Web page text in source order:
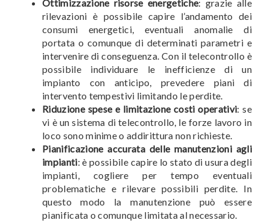
Ottimizzazione risorse energetiche: grazie alle
rilevazioni è possibile capire l’andamento dei
consumi energetici, eventuali anomalie di
portata o comunque di determinati parametri e
intervenire di conseguenza. Con il telecontrollo è
possibile individuare le inefficienze di un
impianto con anticipo, prevedere piani di
intervento tempestivi limitando le perdite.
Riduzione spese e limitazione costi operativi: se
vi è un sistema di telecontrollo, le forze lavoro in
loco sono minime o addirittura non richieste.
Pianificazione accurata delle manutenzioni agli
impianti: è possibile capire lo stato di usura degli
impianti, cogliere per tempo eventuali
problematiche e rilevare possibili perdite. In
questo modo la manutenzione può essere
pianificata o comunque limitata al necessario.